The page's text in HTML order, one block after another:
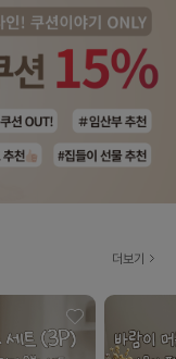
더보기